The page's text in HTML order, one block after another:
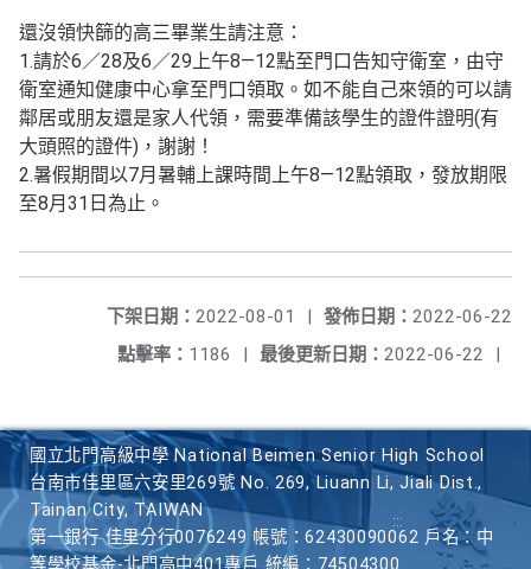
還沒領快篩的高三畢業生請注意：
1.請於6／28及6／29上午8—12點至門口告知守衛室，由守
衛室通知健康中心拿至門口領取。如不能自己來領的可以請
鄰居或朋友還是家人代領，需要準備該學生的證件證明(有
大頭照的證件)，謝謝！
2.暑假期間以7月暑輔上課時間上午8—12點領取，發放期限
至8月31日為止。
發佈日期： 2022-06-22
下架日期： 2022-08-01
|
最後更新日期： 2022-06-22 |
點擊率： 1186 |
國立北門高級中學 National Beimen Senior High School
台南市佳里區六安里269號 No. 269, Liuann Li, Jiali Dist.,
Tainan City, TAIWAN
第一銀行 佳里分行0076249 帳號：62430090062 戶名：中
等學校基金-北門高中401專戶 統編：74504300